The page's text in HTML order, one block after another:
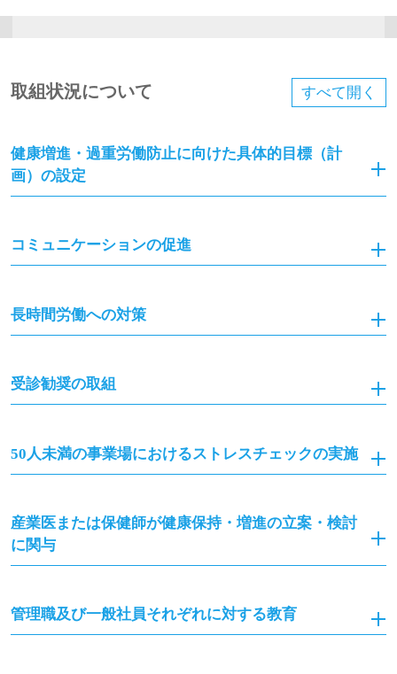
すべて 開く
取組状況について
健康増進・過重労働防止に向けた具体的目標（計
画）の設定
コミュニケーションの促進
長時間労働への対策
受診勧奨の取組
50人未満の事業場におけるストレスチェックの実施
産業医または保健師が健康保持・増進の立案・検討
に関与
管理職及び一般社員それぞれに対する教育